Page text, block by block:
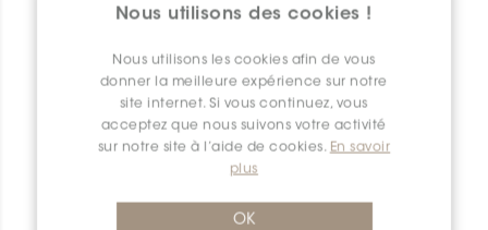
Nous utilisons des cookies !
Nous utilisons les cookies afin de vous
donner la meilleure expérience sur notre
site internet. Si vous continuez, vous
acceptez que nous suivons votre activité
sur notre site à l’aide de cookies. En savoir
plus
OK